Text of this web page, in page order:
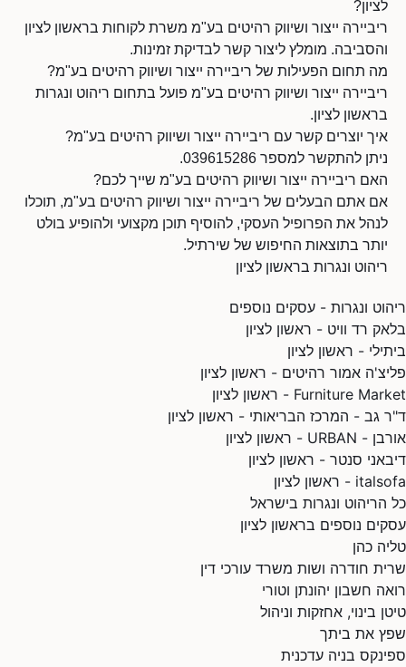
לציון?
ריביירה ייצור ושיווק רהיטים בע"מ משרת לקוחות בראשון לציון
והסביבה. מומלץ ליצור קשר לבדיקת זמינות.
מה תחום הפעילות של ריביירה ייצור ושיווק רהיטים בע"מ?
ריביירה ייצור ושיווק רהיטים בע"מ פועל בתחום ריהוט ונגרות
בראשון לציון.
איך יוצרים קשר עם ריביירה ייצור ושיווק רהיטים בע"מ?
ניתן להתקשר למספר 039615286.
האם ריביירה ייצור ושיווק רהיטים בע"מ שייך לכם?
אם אתם הבעלים של ריביירה ייצור ושיווק רהיטים בע"מ, תוכלו
לנהל את הפרופיל העסקי, להוסיף תוכן מקצועי ולהופיע בולט
יותר בתוצאות החיפוש של שירתיל.
ריהוט ונגרות בראשון לציון
ריהוט ונגרות - עסקים נוספים
בלאק רד וויט - ראשון לציון
ביתילי - ראשון לציון
פליצ'ה אמור רהיטים - ראשון לציון
Furniture Market - ראשון לציון
ד"ר גב - המרכז הבריאותי - ראשון לציון
אורבן - URBAN - ראשון לציון
דיבאני סנטר - ראשון לציון
italsofa - ראשון לציון
כל הריהוט ונגרות בישראל
עסקים נוספים בראשון לציון
טליה כהן
שרית חודרה ושות משרד עורכי דין
רואה חשבון יהונתן וטורי
טיטן בינוי, אחזקות וניהול
שפץ את ביתך
ספינקס בניה עדכנית